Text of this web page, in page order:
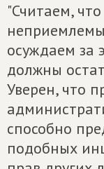
"Считаем,
осуждаем за
должны
Уверен, что
способно
подобных